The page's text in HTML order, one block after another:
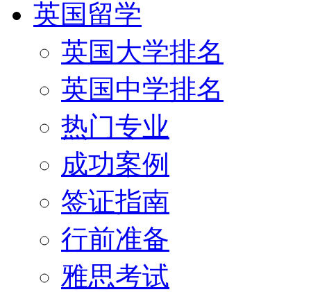
英国留学
英国大学排名
英国中学排名
热门专业
成功案例
签证指南
行前准备
雅思考试